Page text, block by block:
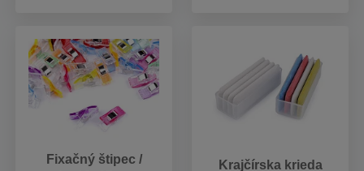
Fixačný štipec /
Krajčírska krieda